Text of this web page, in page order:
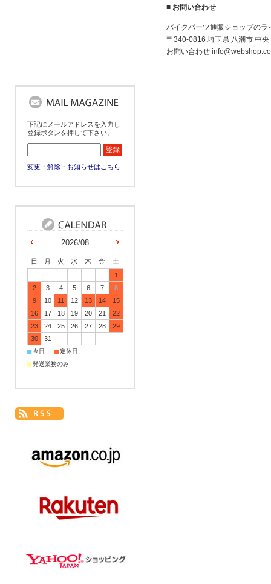
■ お問い合わせ
バイクパーツ通販ショップのラ
〒340-0816 埼玉県 八潮市 中
お問い合わせ
下記にメールアドレスを入力し
登録ボタンを押して下さい。
変更・解除・お知らせはこちら
2026/08
日 月 火 水 木 金
土
1
2
3 4 5 6 7
8
9
10 11 12 13 14
15
16
17 18 19 20 21
22
23
24 25 26 27 28
29
30
31
■今日 ■定休日
■発送業務のみ